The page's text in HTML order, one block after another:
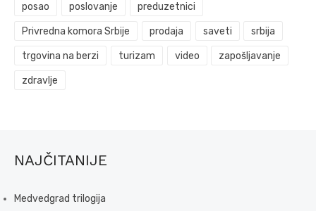
posao poslovanje preduzetnici
Privredna komora Srbije prodaja saveti srbija
trgovina na berzi turizam video zapošljavanje
zdravlje
NAJČITANIJE
Medvedgrad trilogija